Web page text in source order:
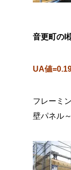
音更町のI
UA値
フレーミ
壁パネル